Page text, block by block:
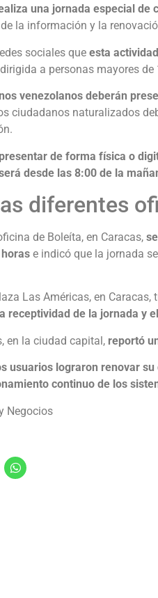
una jornada especial de
la información y la
sociales que esta
a personas mayores de
venezolanos deberán
ciudadanos naturalizados
de forma física o
desde las 8:00 de la
diferentes
de Boleíta, en Caracas,
e indicó que la jornada
Las Américas, en Caracas,
receptividad de la jornada y
en la ciudad capital, reportó
usuarios lograron renovar
continuo de los
Negocios